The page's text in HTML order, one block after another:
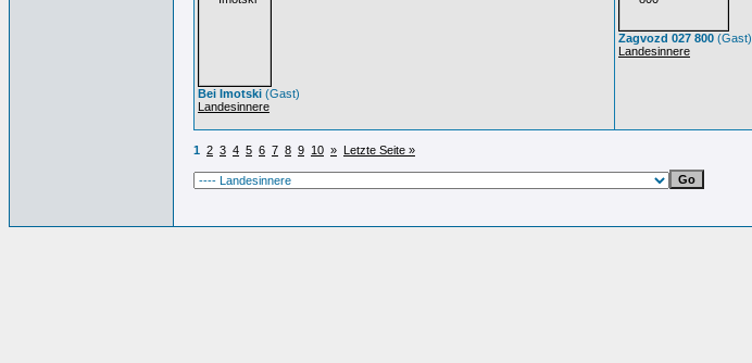
Bei Imotski (Gast)
Landesinnere
Zagvozd 027 800 (Gast)
Landesinnere
1 2 3 4 5 6 7 8 9 10 » Letzte Seite »